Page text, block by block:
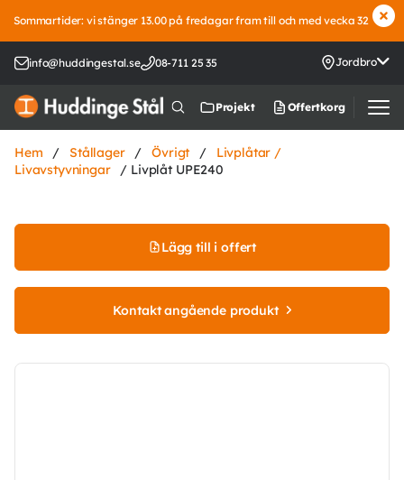
Sommartider: vi stänger 13.00 på fredagar fram till och med vecka 32
info@huddingestal.se 08-711 25 35 Jordbro
Projekt Offertkorg
Hem / Stållager / Övrigt /
Livplåtar /
Livavstyvningar
/ Livplåt UPE240
Lägg till i offert
Kontakt angående produkt